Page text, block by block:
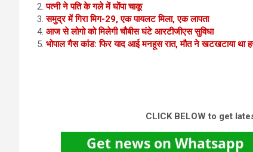
पत्नी ने पति के गले में घोंपा चाकू
समुद्र में गिरा मिग-29, एक पायलट मिला, एक लापता
आज से लोगो को मिलेगी चौबीस घंटे आरटीजीएस सुविधा
भोपाल गैस कांड: फिर याद आई मनहूस रात, मौत ने खटखटाया था
CLICK BELOW to get